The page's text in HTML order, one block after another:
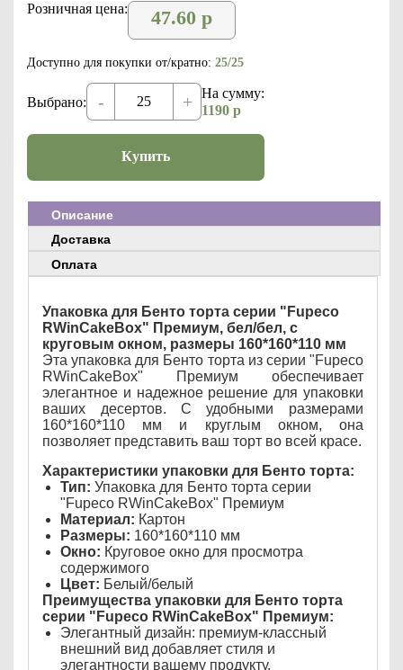
Розничная цена: 47.60 р
Доступно для покупки от/кратно: 25/25
Выбрано: - +
На сумму:
1190 р
Купить
Описание
Доставка
Оплата
Упаковка для Бенто торта серии "Fupeco
RWinCakeBox" Премиум, бел/бел, с
круговым окном, размеры 160*160*110 мм
Эта упаковка для Бенто торта из серии "Fupeco
RWinCakeBox" Премиум обеспечивает
элегантное и надежное решение для упаковки
ваших десертов. С удобными размерами
160*160*110 мм и круглым окном, она
позволяет представить ваш торт во всей красе.
Характеристики упаковки для Бенто торта:
Тип: Упаковка для Бенто торта серии
"Fupeco RWinCakeBox" Премиум
Материал: Картон
Размеры: 160*160*110 мм
Окно: Круговое окно для просмотра
содержимого
Цвет: Белый/белый
Преимущества упаковки для Бенто торта
серии "Fupeco RWinCakeBox" Премиум:
Элегантный дизайн: премиум-классный
внешний вид добавляет стиля и
элегантности вашему продукту.